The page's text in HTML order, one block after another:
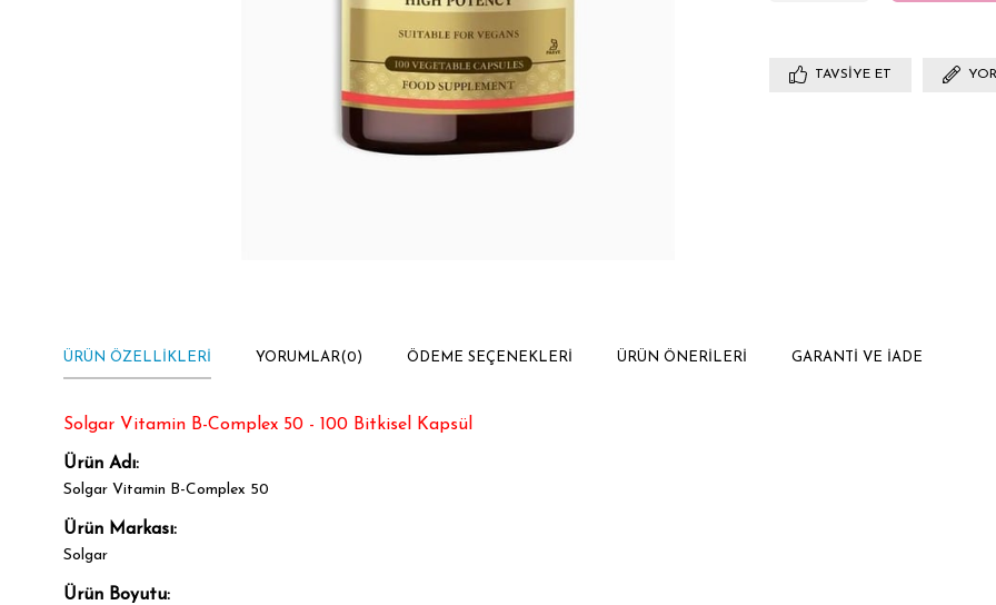
TAVSIYE ET
ÜRÜN ÖZELLIKLERI YORUMLAR(0) ÖDEME SEÇENEKLERI ÜRÜN ÖNERILERI GARANTI VE İADE
Solgar Vitamin B-Complex 50 - 100 Bitkisel Kapsül
Ürün Adı:
Solgar Vitamin B-Complex 50
Ürün Markası:
Solgar
Ürün Boyutu: